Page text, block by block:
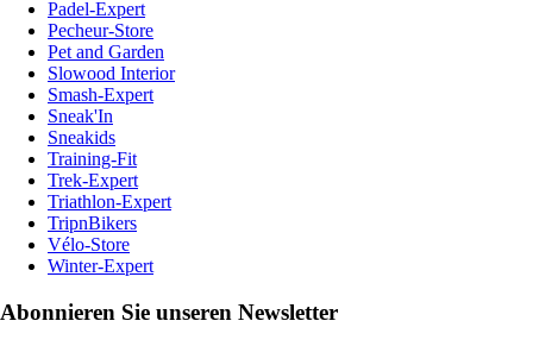
Padel-Expert
Pecheur-Store
Pet and Garden
Slowood Interior
Smash-Expert
Sneak'In
Sneakids
Training-Fit
Trek-Expert
Triathlon-Expert
TripnBikers
Vélo-Store
Winter-Expert
Abonnieren Sie unseren Newsletter